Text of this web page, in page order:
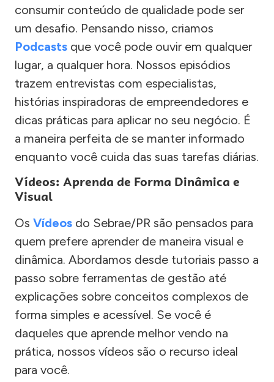
consumir conteúdo de qualidade pode ser
um desafio. Pensando nisso, criamos
Podcasts que você pode ouvir em qualquer
lugar, a qualquer hora. Nossos episódios
trazem entrevistas com especialistas,
histórias inspiradoras de empreendedores e
dicas práticas para aplicar no seu negócio. É
a maneira perfeita de se manter informado
enquanto você cuida das suas tarefas diárias.
Vídeos: Aprenda de Forma Dinâmica e
Visual
Os Vídeos do Sebrae/PR são pensados para
quem prefere aprender de maneira visual e
dinâmica. Abordamos desde tutoriais passo a
passo sobre ferramentas de gestão até
explicações sobre conceitos complexos de
forma simples e acessível. Se você é
daqueles que aprende melhor vendo na
prática, nossos vídeos são o recurso ideal
para você.